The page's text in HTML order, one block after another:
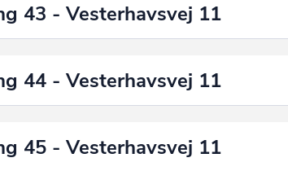
43 - Vesterhavsvej 11
44 - Vesterhavsvej 11
45 - Vesterhavsvej 11